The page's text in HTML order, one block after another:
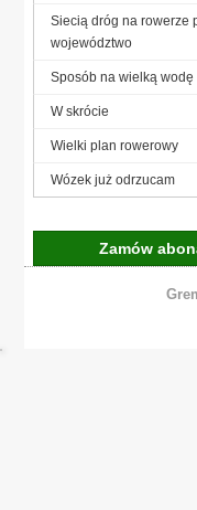
Siecią dróg na rowerze
województwo
Sposób na wielką wodę
W skrócie
Wielki plan rowerowy
Wózek już odrzucam
Zamów